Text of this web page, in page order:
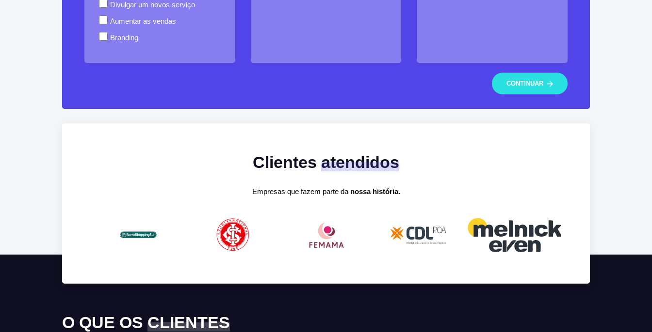
Divulgar um novos serviço
Aumentar as vendas
Branding
CONTINUAR
Clientes atendidos
Empresas que fazem parte da nossa história.
O QUE OS CLIENTES